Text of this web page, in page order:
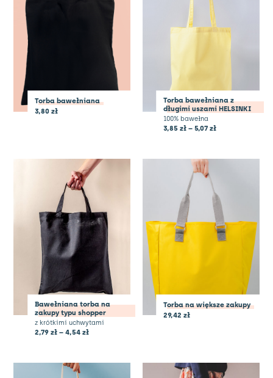
Torba bawełniana
3,80 zł
Torba bawełniana z
długimi uszami HELSINKI
100% bawełna
3,85zł –5,07zł
Bawełniana torba na
zakupy typu shopper
z krótkimi uchwytami
2,79 zł– 4,54 zł
Torba na większe zakupy
29,42zł